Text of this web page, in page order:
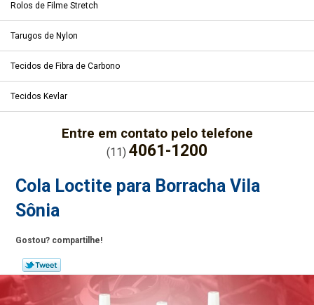
Rolos de Filme Stretch
Tarugos de Nylon
Tecidos de Fibra de Carbono
Tecidos Kevlar
Entre em contato pelo telefone
(11) 4061-1200
Cola Loctite para Borracha Vila
Sônia
Gostou? compartilhe!